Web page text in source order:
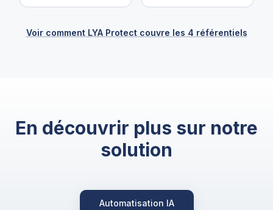
Voir comment LYA Protect couvre les 4 référentiels
En découvrir plus sur notre
solution
Automatisation IA